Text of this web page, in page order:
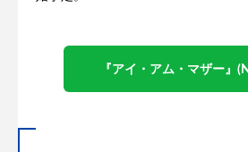
『アイ・アム・マザー』